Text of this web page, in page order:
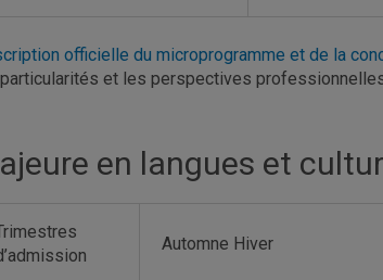
officielle du microprogramme et de la
et les perspectives
en langues et
Automne Hiver